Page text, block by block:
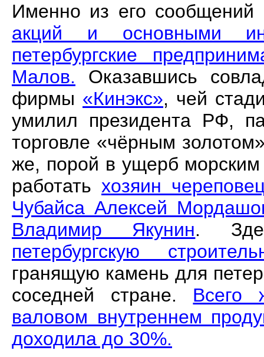
Именно из его
акций и основными
петербургские
Малов.
Оказавшись
фирмы «Кинэкс», чей
умилил президента РФ,
торговле «чёрным
же, порой в ущерб морским
работать хозяин
Чубайса Алексей
Владимир Якунин.
петербургскую
гранящую камень для
соседней стране. Всего
валовом внутреннем
доходила до 30%.